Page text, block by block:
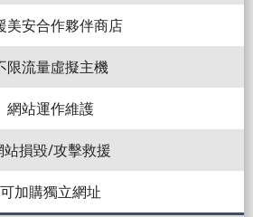
美安合作夥伴商店
限流量虛擬主機
網站運作維護
站損毀/攻擊救援
可加購獨立網址